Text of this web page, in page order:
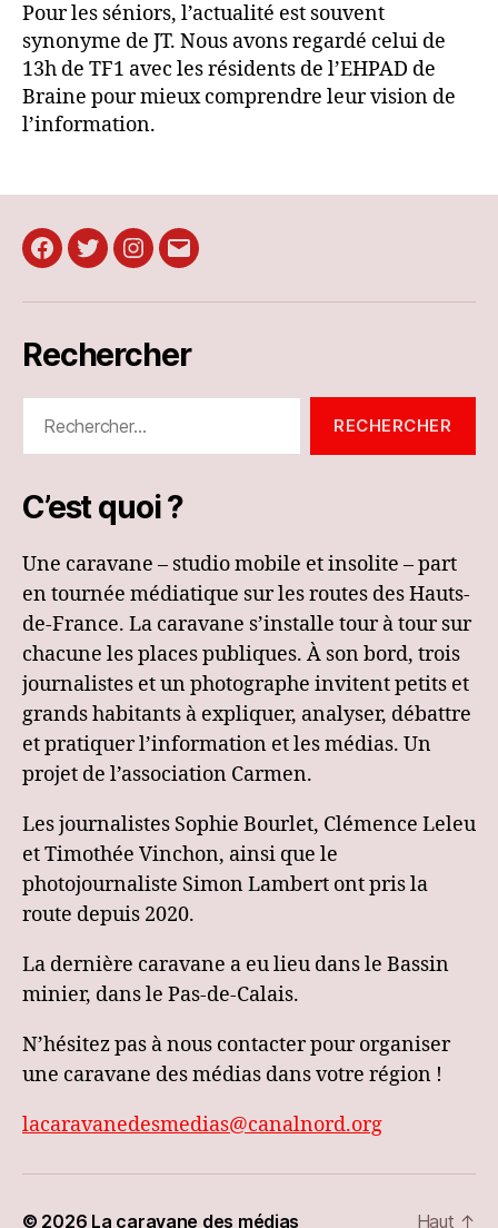
Pour les séniors, l’actualité est souvent
synonyme de JT. Nous avons regardé celui de
13h de TF1 avec les résidents de l’EHPAD de
Braine pour mieux comprendre leur vision de
l’information.
Facebook
TwitterInstagram
E-
Rechercher
C’est quoi ?
Une caravane – studio mobile et insolite – part
en tournée médiatique sur les routes des Hauts-
de-France. La caravane s’installe tour à tour sur
chacune les places publiques. À son bord, trois
journalistes et un photographe invitent petits et
grands habitants à expliquer, analyser, débattre
et pratiquer l’information et les médias. Un
projet de l’association Carmen.
Les journalistes Sophie Bourlet, Clémence Leleu
et Timothée Vinchon, ainsi que le
photojournaliste Simon Lambert ont pris la
route depuis 2020.
La dernière caravane a eu lieu dans le Bassin
minier, dans le Pas-de-Calais.
N’hésitez pas à nous contacter pour organiser
une caravane des médias dans votre région !
lacaravanedesmedias@canalnord.org
© 2026 La caravane des médias Haut ↑